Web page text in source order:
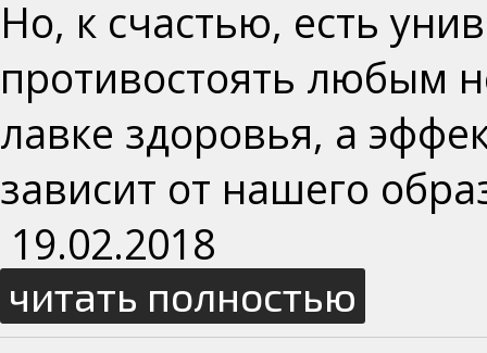
Но, к счастью, есть
противостоять любым
лавке здоровья, а
зависит от нашего
19.02.2018
читать полностью